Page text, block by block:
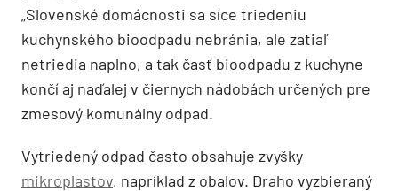
„Slovenské domácnosti sa síce triedeniu
kuchynského bioodpadu nebránia, ale zatiaľ
netriedia naplno, a tak časť bioodpadu z kuchyne
končí aj naďalej v čiernych nádobách určených pre
zmesový komunálny odpad.
Vytriedený odpad často obsahuje zvyšky
mikroplastov, napríklad z obalov. Draho vyzbieraný